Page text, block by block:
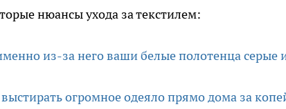
нюансы ухода за текстилем:
из-за него ваши белые полотенца серые
огромное одеяло прямо дома за